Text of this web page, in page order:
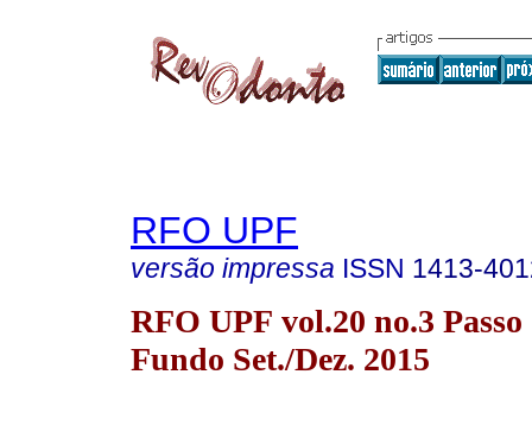
RFO UPF
versão impressa ISSN 1413-
RFO UPF vol.20 no.3 Passo
Fundo Set./Dez. 2015